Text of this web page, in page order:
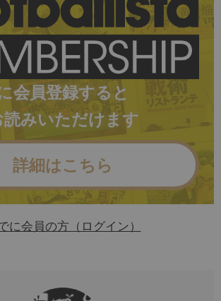
会員登録すると
読みいただけます
詳細はこちら
に会員の方（ログイン）